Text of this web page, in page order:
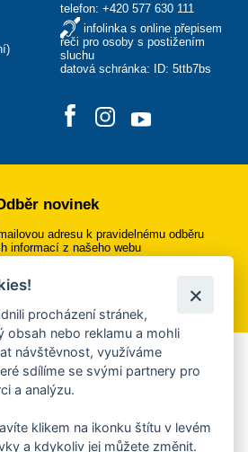
)
telefon: +420 577 630 111
infolinka s online přepisem
řeči pro osoby s postižením
sluchu
datová schránka: ID: 5ttb7bs
novinek
adresu k pravidelnému odběru
informací z našeho webu
se k odběru
Mobilní rozhlas
mobilu či mailu upozornění na
na kulturní a sportovní akce?
procházení stránek,
obsah nebo reklamu a mohli
návštěvnost, využíváme
sdílíme se svými partnery pro
a analýzu.
klikem na ikonku štítu v levém
a kdykoliv jej můžete změnit.